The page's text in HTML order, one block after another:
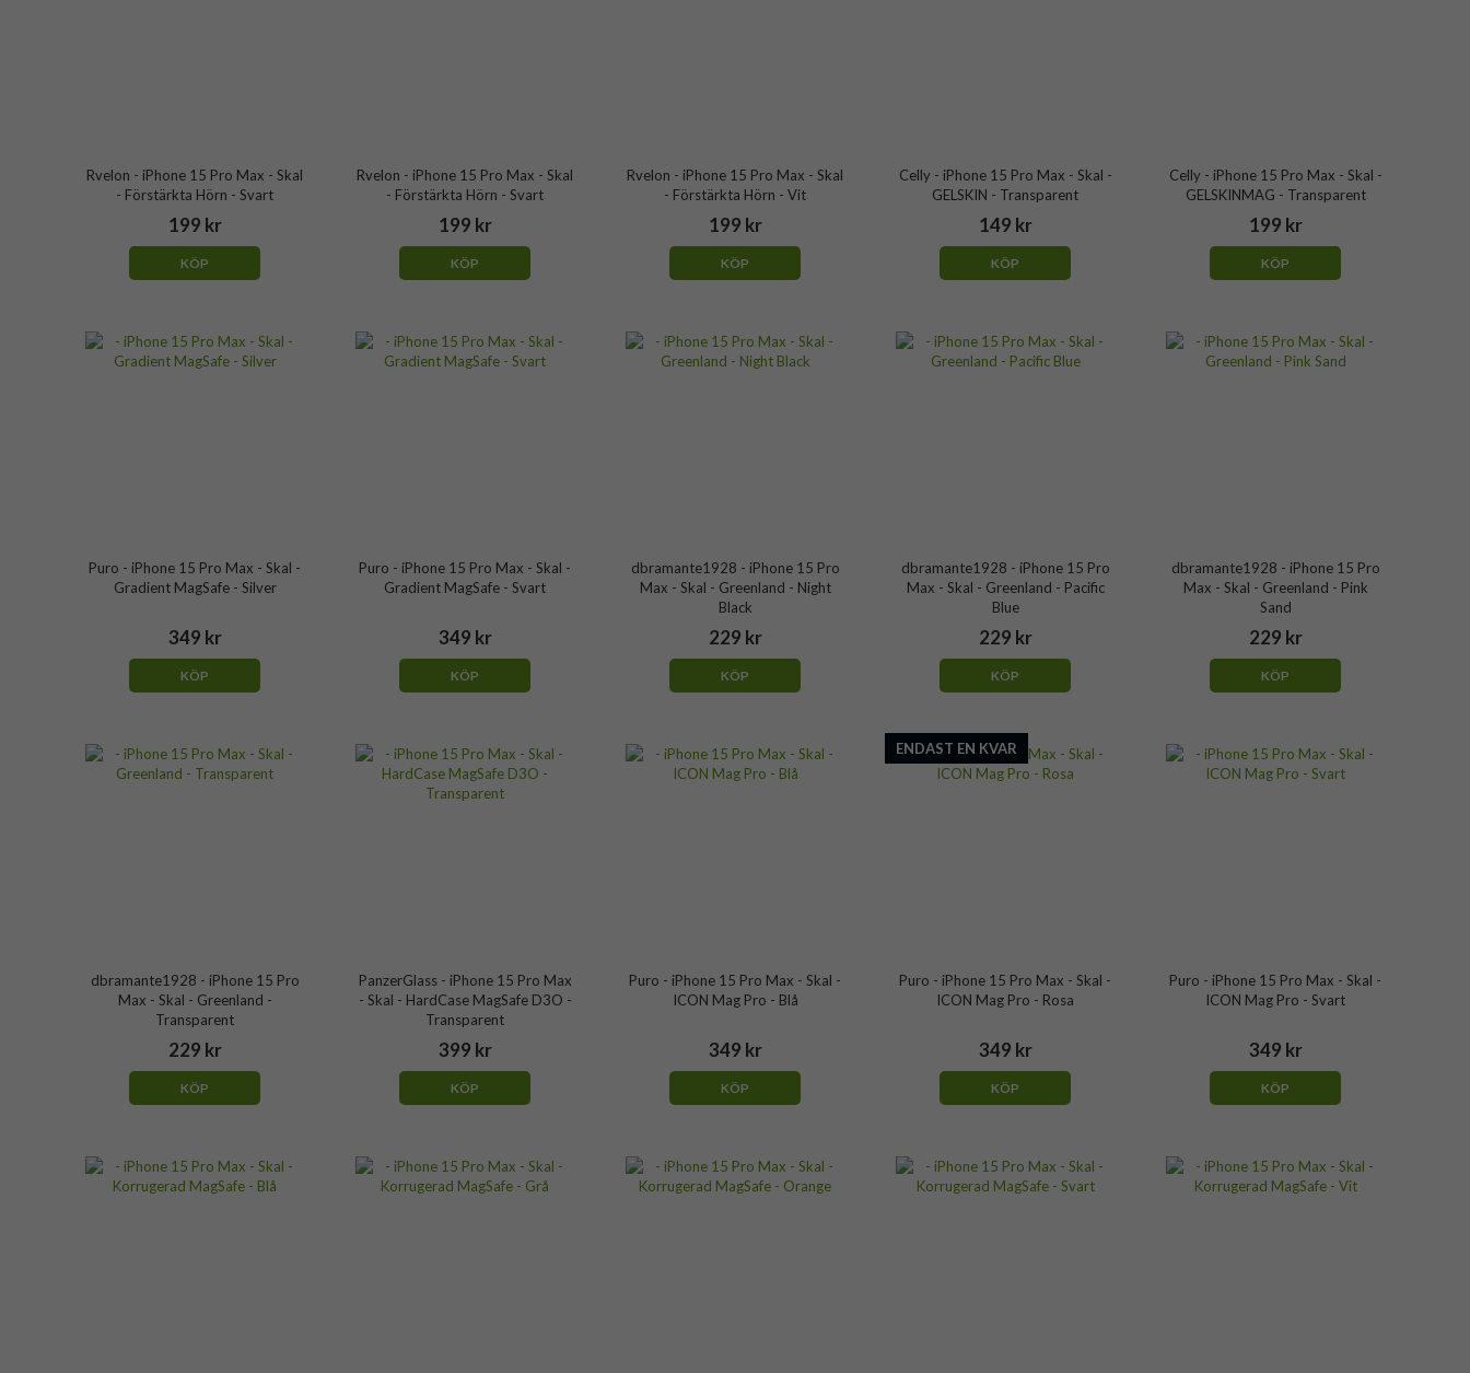
Rvelon - iPhone 15 Pro Max - Skal
- Förstärkta Hörn - Svart
199 kr
KÖP
Rvelon - iPhone 15 Pro Max - Skal
- Förstärkta Hörn - Svart
199 kr
KÖP
Rvelon - iPhone 15 Pro Max - Skal
- Förstärkta Hörn - Vit
199 kr
KÖP
Celly - iPhone 15 Pro Max - Skal -
GELSKIN - Transparent
149 kr
KÖP
Celly - iPhone 15 Pro Max - Skal -
GELSKINMAG - Transparent
199 kr
KÖP
Puro - iPhone 15 Pro Max - Skal -
Gradient MagSafe - Silver
349 kr
KÖP
Puro - iPhone 15 Pro Max - Skal -
Gradient MagSafe - Svart
349 kr
KÖP
dbramante1928 - iPhone 15 Pro
Max - Skal - Greenland - Night
Black
229 kr
KÖP
dbramante1928 - iPhone 15 Pro
Max - Skal - Greenland - Pacific
Blue
229 kr
KÖP
dbramante1928 - iPhone 15 Pro
Max - Skal - Greenland - Pink
Sand
229 kr
KÖP
dbramante1928 - iPhone 15 Pro
Max - Skal - Greenland -
Transparent
229 kr
KÖP
PanzerGlass - iPhone 15 Pro Max
- Skal - HardCase MagSafe D3O -
Transparent
399 kr
KÖP
Puro - iPhone 15 Pro Max - Skal -
ICON Mag Pro - Blå
349 kr
KÖP
ENDAST EN KVAR
Puro - iPhone 15 Pro Max - Skal -
ICON Mag Pro - Rosa
349 kr
KÖP
Puro - iPhone 15 Pro Max - Skal -
ICON Mag Pro - Svart
349 kr
KÖP